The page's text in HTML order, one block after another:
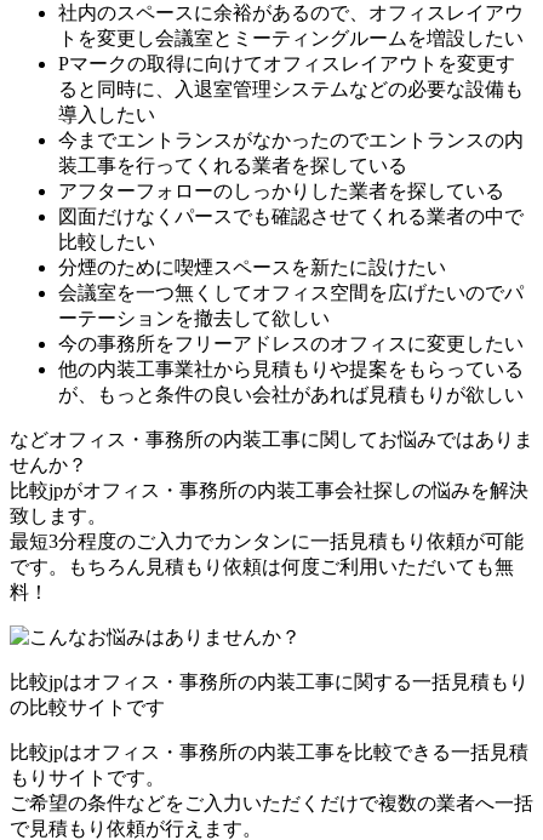
社内のスペースに余裕があるので、オフィスレイアウ
トを変更し会議室とミーティングルームを増設したい
Pマークの取得に向けてオフィスレイアウトを変更す
ると同時に、入退室管理システムなどの必要な設備も
導入したい
今までエントランスがなかったのでエントランスの内
装工事を行ってくれる業者を探している
アフターフォローのしっかりした業者を探している
図面だけなくパースでも確認させてくれる業者の中で
比較したい
分煙のために喫煙スペースを新たに設けたい
会議室を一つ無くしてオフィス空間を広げたいのでパ
ーテーションを撤去して欲しい
今の事務所をフリーアドレスのオフィスに変更したい
他の内装工事業社から見積もりや提案をもらっている
が、もっと条件の良い会社があれば見積もりが欲しい
などオフィス・事務所の内装工事に関してお悩みではありま
せんか？
比較jpがオフィス・事務所の内装工事会社探しの悩みを解決
致します。
最短3分程度のご入力でカンタンに一括見積もり依頼が可能
です。もちろん見積もり依頼は何度ご利用いただいても無
料！
比較jpはオフィス・事務所の内装工事に関する一括見積もり
の比較サイトです
比較jpはオフィス・事務所の内装工事を比較できる一括見積
もりサイトです。
ご希望の条件などをご入力いただくだけで複数の業者へ一括
で見積もり依頼が行えます。